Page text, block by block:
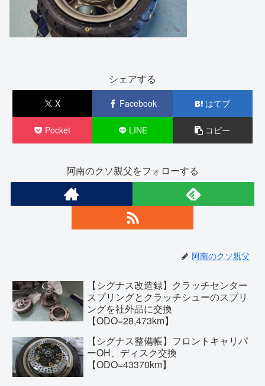
シェアする
X Facebook はてブ
Pocket LINE コピー
阿南のクソ親父をフォローする
阿南のクソ親父
【シグナス改造録】クラッチセンター
スプリングとクラッチシューのスプリ
ングを社外品に交換
【ODO=28,473km】
【シグナス整備帳】フロントキャリパ
ーOH、ディスク交換
【ODO=43370km】